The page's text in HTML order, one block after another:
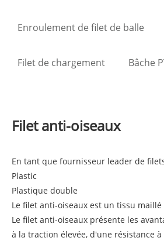
Enroulement de filet de balle
Filet de chargement Bâche
Filet anti-oiseaux
En tant que fournisseur leader de
Plastic
Plastique double
Le filet anti-oiseaux est un tissu
Le filet anti-oiseaux présente les
à la traction élevée, d'une résistance